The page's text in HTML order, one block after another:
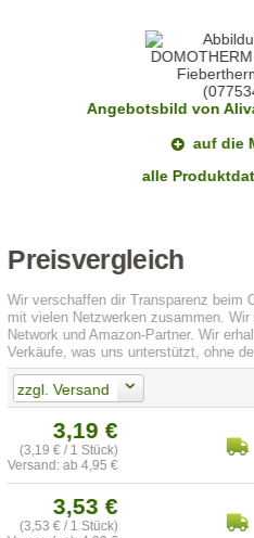
Angebotsbild von
auf die
alle
Preisvergleich
Wir verschaffen dir Transparenz beim
mit vielen Netzwerken zusammen.
Network und Amazon-Partner. Wir
Verkäufe, was uns unterstützt, ohne
zzgl. Versand
3,19 €
(3,19 € / 1 Stück)
Versand: ab 4,95 €
3,53 €
(3,53 € / 1 Stück)